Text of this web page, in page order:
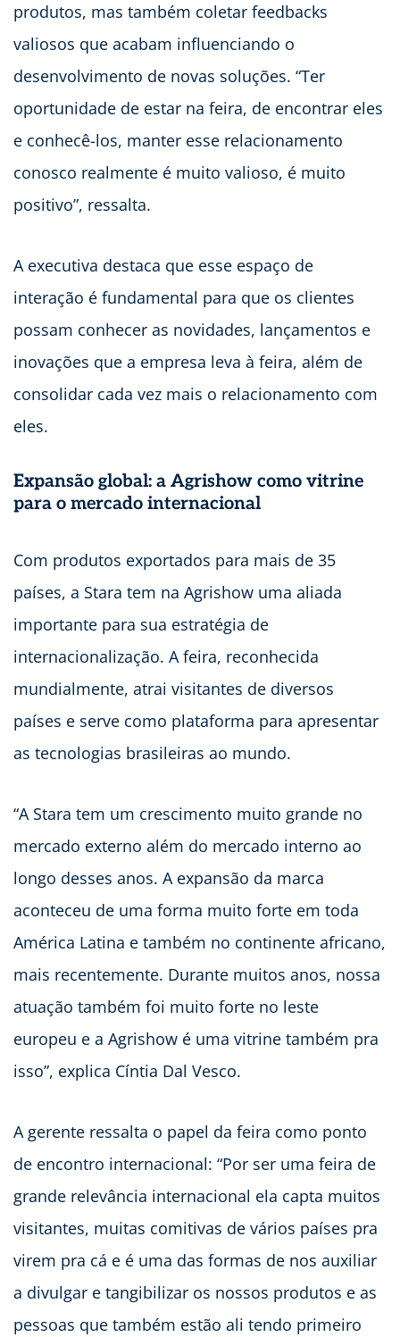
produtos, mas também coletar feedbacks
valiosos que acabam influenciando o
desenvolvimento de novas soluções. “Ter
oportunidade de estar na feira, de encontrar eles
e conhecê-los, manter esse relacionamento
conosco realmente é muito valioso, é muito
positivo”, ressalta.
A executiva destaca que esse espaço de
interação é fundamental para que os clientes
possam conhecer as novidades, lançamentos e
inovações que a empresa leva à feira, além de
consolidar cada vez mais o relacionamento com
eles.
Expansão global: a Agrishow como vitrine
para o mercado internacional
Com produtos exportados para mais de 35
países, a Stara tem na Agrishow uma aliada
importante para sua estratégia de
internacionalização. A feira, reconhecida
mundialmente, atrai visitantes de diversos
países e serve como plataforma para apresentar
as tecnologias brasileiras ao mundo.
“A Stara tem um crescimento muito grande no
mercado externo além do mercado interno ao
longo desses anos. A expansão da marca
aconteceu de uma forma muito forte em toda
América Latina e também no continente africano,
mais recentemente. Durante muitos anos, nossa
atuação também foi muito forte no leste
europeu e a Agrishow é uma vitrine também pra
isso”, explica Cíntia Dal Vesco.
A gerente ressalta o papel da feira como ponto
de encontro internacional: “Por ser uma feira de
grande relevância internacional ela capta muitos
visitantes, muitas comitivas de vários países pra
virem pra cá e é uma das formas de nos auxiliar
a divulgar e tangibilizar os nossos produtos e as
pessoas que também estão ali tendo primeiro